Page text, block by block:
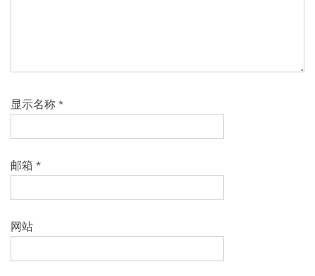
显示名称 *
邮箱 *
网站